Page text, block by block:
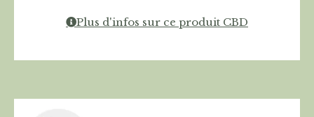
Plus d'infos sur ce produit CBD